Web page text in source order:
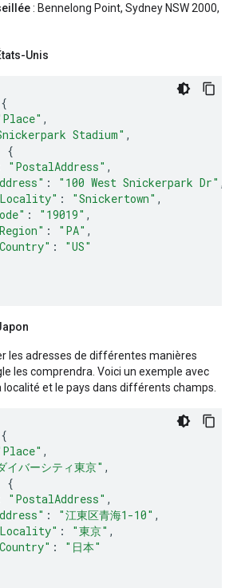
: Bennelong Point, Sydney NSW 2000,
Unis
{
,
Stadium" ,
{
"PostalAddress" ,
: "100 West Snickerpark Dr" ,
: "Snickertown" ,
: "19019" ,
: "PA" ,
:
"US"
les adresses de différentes manières
les comprendra. Voici un exemple avec
localité et le pays dans différents champs.
{
,
イバーシティ東京" ,
{
"PostalAddress" ,
: "江東区青海1-10" ,
: "東京" ,
:
"日本"